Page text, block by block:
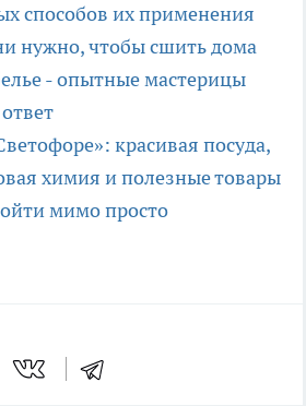
способов их применения
нужно, чтобы сшить дома
- опытные мастерицы
красивая посуда,
химия и полезные товары
мимо просто